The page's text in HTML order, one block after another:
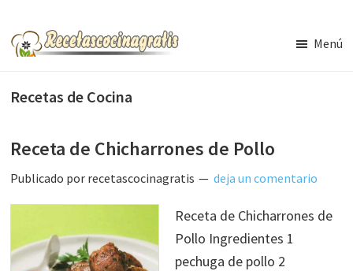
contenido
lateral
Cocina
Menú
Recetas de Cocina
Receta de Chicharrones de Pollo
Publicado por recetascocinagratis deja un comentario
Receta de Chicharrones de
Pollo Ingredientes 1
pechuga de pollo 2